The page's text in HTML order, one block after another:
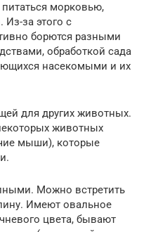
морковью,
Из-за этого с
борются разными
обработкой сада
насекомыми и их
для других животных.
животных
мыши), которые
Можно встретить
Имеют овальное
цвета, бывают